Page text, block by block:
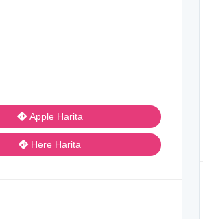
Apple Harita
Here Harita